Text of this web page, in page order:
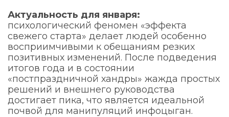
Актуальность для января:
психологический феномен «эффекта
свежего старта» делает людей особенно
восприимчивыми к обещаниям резких
позитивных изменений. После подведения
итогов года и в состоянии
«постпраздничной хандры» жажда простых
решений и внешнего руководства
достигает пика, что является идеальной
почвой для манипуляций инфоцыган.